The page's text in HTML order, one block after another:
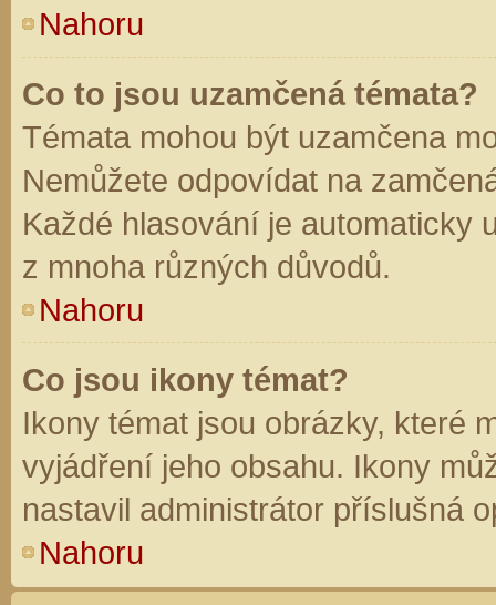
Nahoru
Co to jsou uzamčená témata?
Témata mohou být uzamčena
Nemůžete odpovídat na
Každé hlasování je automaticky
z mnoha různých důvodů.
Nahoru
Co jsou ikony témat?
Ikony témat jsou obrázky, které
vyjádření jeho obsahu. Ikony
nastavil administrátor příslušná
Nahoru